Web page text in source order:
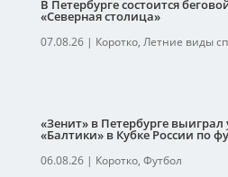
В Петербурге состоится
«Северная столица»
07.08.26| Коротко, Летние виды
«Зенит» в Петербурге
«Балтики» в Кубке России по
06.08.26| Коротко, Футбол